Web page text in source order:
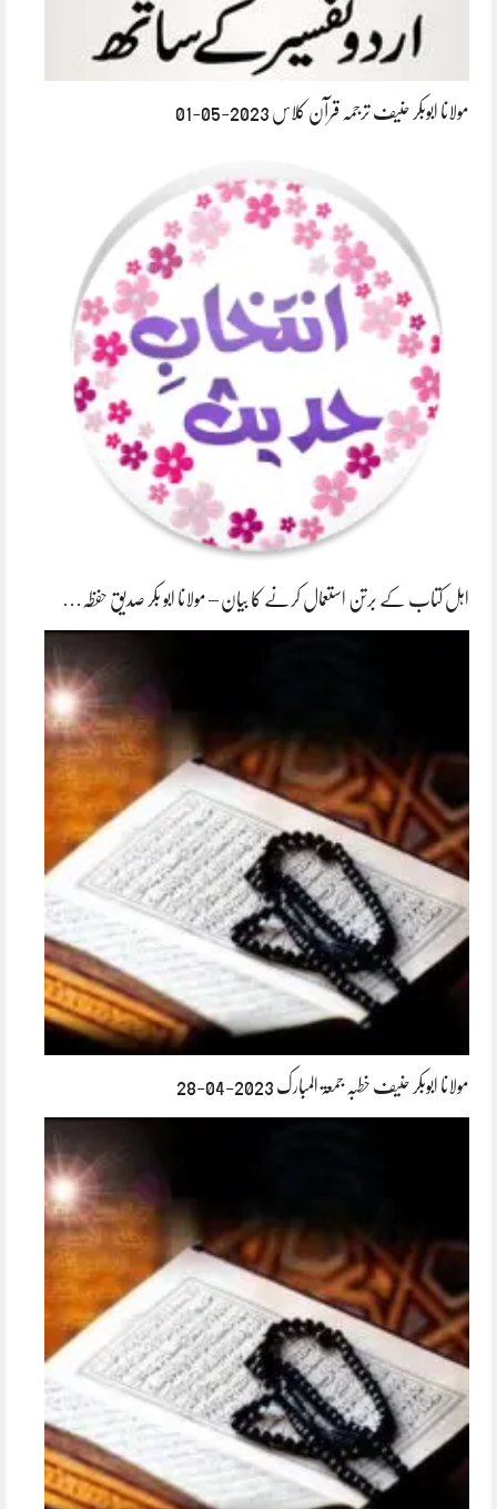
مولانا ابوبکر حنیف ترجمہ قرآن کلاس 2023-05-01
اہل کتاب کے برتن استعمال کرنے کا بیان – مولانا ابو بکر صدیق حفظہ…
مولانا ابوبکر حنیف خطبہ جمعۃ المبارک 2023-04-28